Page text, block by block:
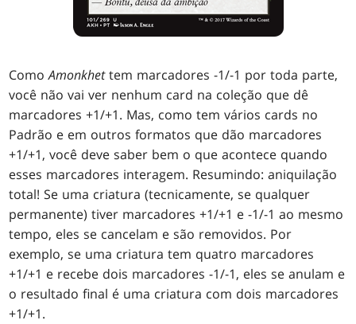
ComoAmonkhettem marcadores -1/-1 por toda parte,
você não vai ver nenhum card na coleção que dê
marcadores +1/+1. Mas, como tem vários cards no
Padrão e em outros formatos que dão marcadores
+1/+1, você deve saber bem o que acontece quando
esses marcadores interagem. Resumindo: aniquilação
total! Se uma criatura (tecnicamente, se qualquer
permanente) tiver marcadores +1/+1 e -1/-1 ao mesmo
tempo, eles se cancelam e são removidos. Por
exemplo, se uma criatura tem quatro marcadores
+1/+1 e recebe dois marcadores -1/-1, eles se anulam e
o resultado final é uma criatura com dois marcadores
+1/+1.